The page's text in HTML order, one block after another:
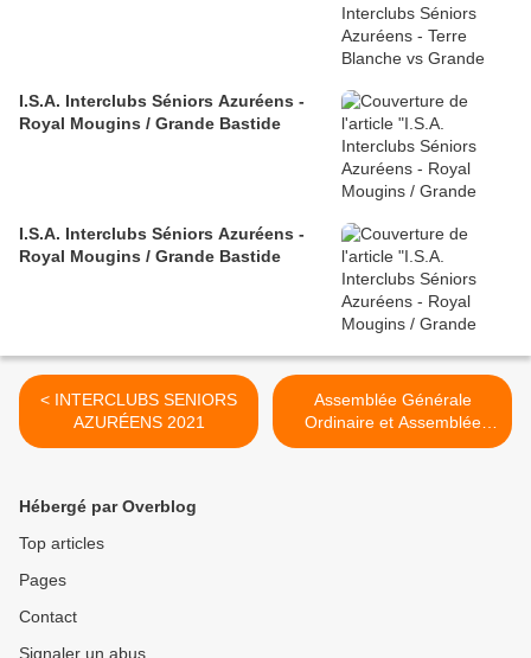
I.S.A. Interclubs Séniors Azuréens -
Royal Mougins / Grande Bastide
I.S.A. Interclubs Séniors Azuréens -
Royal Mougins / Grande Bastide
< INTERCLUBS SENIORS
AZURÉENS 2021
Assemblée Générale
Ordinaire et Assemblée
Générale Extraordinaire >
Hébergé par Overblog
Top articles
Pages
Contact
Signaler un abus